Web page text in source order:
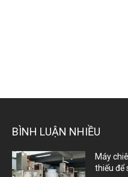
BÌNH LUẬN NHIỀU
Máy
thiếu để